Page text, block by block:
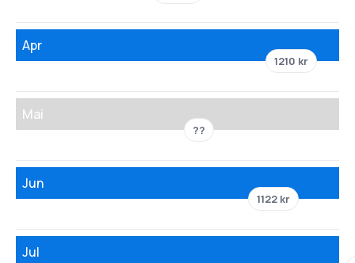
Apr
1210 kr
Mai
??
Jun
1122 kr
Jul